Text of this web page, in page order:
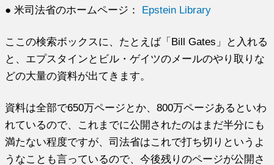
● 米司法省のホームページ： Epstein Library
ここの検索ボックスに、たとえば「Bill Gates」と入れる
と、エプスタインとビル・ゲイツのメールのやり取りな
どの大量の資料が出てきます。
資料は全部で650万ページとか、800万ページあるといわ
れているので、これまでに公開されたのはまだ半分にも
満たない程度ですが、司法省はこれで打ち切りというよ
うなことも言っているので、今後残りのページが公開さ